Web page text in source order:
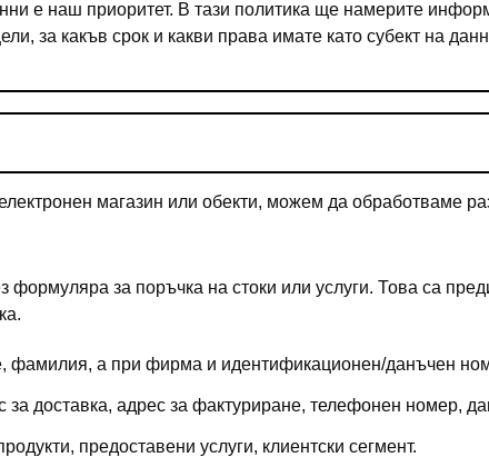
е наш приоритет. В тази политика ще намерите
за какъв срок и какви права имате като субект на
магазин или обекти, можем да обработваме
формуляра за поръчка на стоки или услуги. Това са
фамилия, а при фирма и идентификационен/данъчен
за доставка, адрес за фактуриране, телефонен номер,
предоставени услуги, клиентски сегмент.